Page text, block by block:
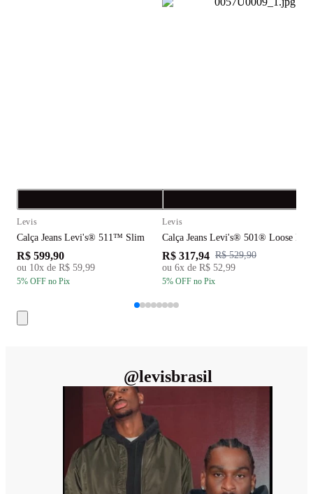
Levis
Calça Jeans Levi's® 511™ Slim
R$ 599,90
ou 10x de R$ 59,99
5% OFF no Pix
Levis
Calça Jeans Levi's® 501® Loose
R$ 317,94 R$ 529,90
ou 6x de R$ 52,99
5% OFF no Pix
@levisbrasil